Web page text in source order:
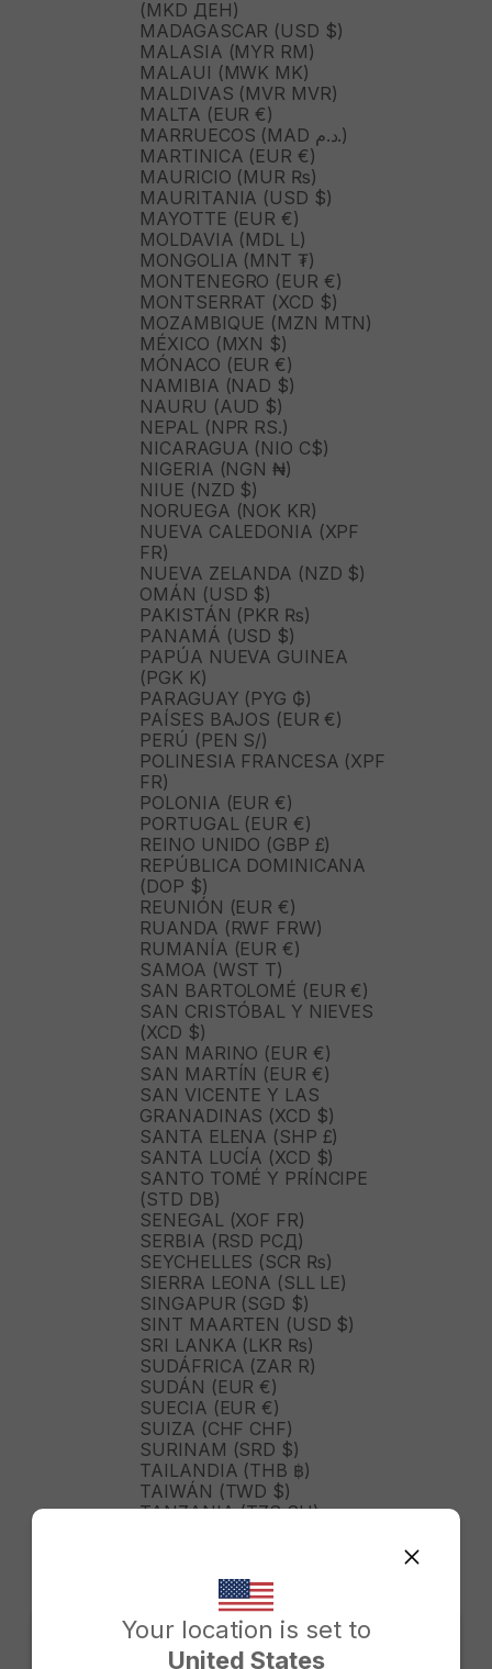
Your location is set to
United States
(MKD ДЕН)
MADAGASCAR (USD $)
MALASIA (MYR RM)
MALAUI (MWK MK)
MALDIVAS (MVR MVR)
MALTA (EUR €)
MARRUECOS (MAD د.م.)
MARTINICA (EUR €)
MAURICIO (MUR ₨)
MAURITANIA (USD $)
MAYOTTE (EUR €)
MOLDAVIA (MDL L)
MONGOLIA (MNT ₮)
MONTENEGRO (EUR €)
MONTSERRAT (XCD $)
MOZAMBIQUE (MZN MTN)
MÉXICO (MXN $)
MÓNACO (EUR €)
NAMIBIA (NAD $)
NAURU (AUD $)
NEPAL (NPR RS.)
NICARAGUA (NIO C$)
NIGERIA (NGN ₦)
NIUE (NZD $)
NORUEGA (NOK KR)
NUEVA CALEDONIA (XPF
FR)
NUEVA ZELANDA (NZD $)
OMÁN (USD $)
PAKISTÁN (PKR ₨)
PANAMÁ (USD $)
PAPÚA NUEVA GUINEA
(PGK K)
PARAGUAY (PYG ₲)
PAÍSES BAJOS (EUR €)
PERÚ (PEN S/)
POLINESIA FRANCESA (XPF
FR)
POLONIA (EUR €)
PORTUGAL (EUR €)
REINO UNIDO (GBP £)
REPÚBLICA DOMINICANA
(DOP $)
REUNIÓN (EUR €)
RUANDA (RWF FRW)
RUMANÍA (EUR €)
SAMOA (WST T)
SAN BARTOLOMÉ (EUR €)
SAN CRISTÓBAL Y NIEVES
(XCD $)
SAN MARINO (EUR €)
SAN MARTÍN (EUR €)
SAN VICENTE Y LAS
GRANADINAS (XCD $)
SANTA ELENA (SHP £)
SANTA LUCÍA (XCD $)
SANTO TOMÉ Y PRÍNCIPE
(STD DB)
SENEGAL (XOF FR)
SERBIA (RSD РСД)
SEYCHELLES (SCR ₨)
SIERRA LEONA (SLL LE)
SINGAPUR (SGD $)
SINT MAARTEN (USD $)
SRI LANKA (LKR ₨)
SUDÁFRICA (ZAR R)
SUDÁN (EUR €)
SUECIA (EUR €)
SUIZA (CHF CHF)
SURINAM (SRD $)
TAILANDIA (THB ฿)
TAIWÁN (TWD $)
TANZANIA (TZS SH)
TONGA (TOP T$)
TRINIDAD Y TOBAGO (TTD
TURKMENISTÁN (USD $)
TURQUÍA (TRY ₺)